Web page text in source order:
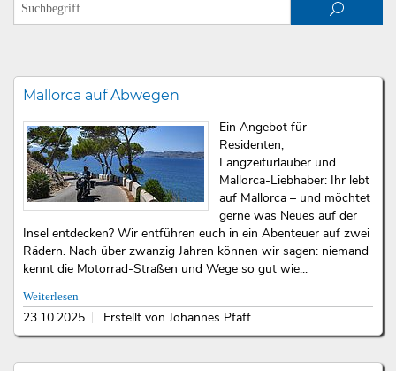
Mallorca auf Abwegen
Ein Angebot für
Residenten,
Langzeiturlauber und
Mallorca-Liebhaber: Ihr lebt
auf Mallorca – und möchtet
gerne was Neues auf der
Insel entdecken? Wir entführen euch in ein Abenteuer auf zwei
Rädern. Nach über zwanzig Jahren können wir sagen: niemand
kennt die Motorrad-Straßen und Wege so gut wie...
Weiterlesen
23.10.2025 Erstellt von Johannes Pfaff